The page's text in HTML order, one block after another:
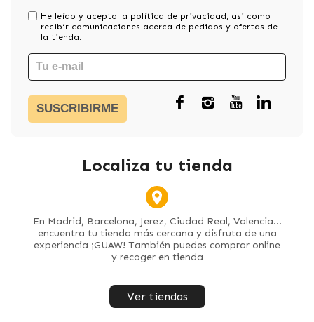
He leído y acepto la política de privacidad, asi como
recibir comunicaciones acerca de pedidos y ofertas de
la tienda.
SUSCRIBIRME
Localiza tu tienda
En Madrid, Barcelona, Jerez, Ciudad Real, Valencia...
encuentra tu tienda más cercana y disfruta de una
experiencia ¡GUAW! También puedes comprar online
y recoger en tienda
Ver tiendas